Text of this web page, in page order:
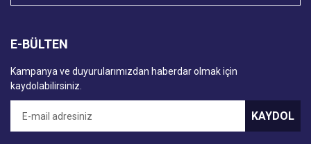
E-BÜLTEN
Kampanya ve duyurularımızdan haberdar olmak için
kaydolabilirsiniz.
KAYDOL